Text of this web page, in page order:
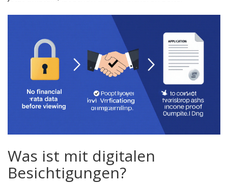
Was ist mit digitalen
Besichtigungen?